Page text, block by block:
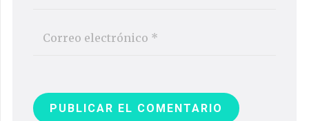
PUBLICAR EL COMENTARIO